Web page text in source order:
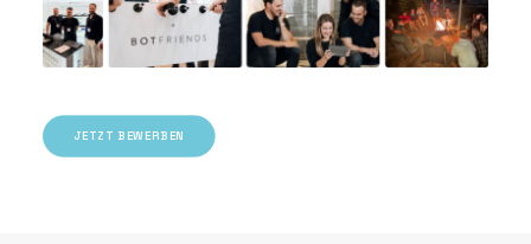
JETZT BEWERBEN